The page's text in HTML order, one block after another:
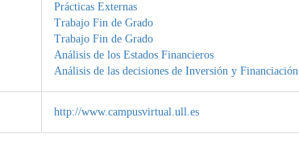
Prácticas Externas
Trabajo Fin de Grado
Trabajo Fin de Grado
Análisis de los Estados Financieros
Análisis de las decisiones de Inversión y Financiación
http://www.campusvirtual.ull.es